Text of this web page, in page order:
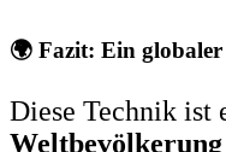
🌍 Fazit: Ein
Diese Technik ist
Weltbevölkerung